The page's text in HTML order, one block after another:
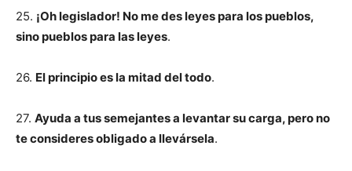
25. ¡Oh legislador! No me des leyes para los pueblos,
sino pueblos para las leyes.
26. El principio es la mitad del todo.
27. Ayuda a tus semejantes a levantar su carga, pero no
te consideres obligado a llevársela.